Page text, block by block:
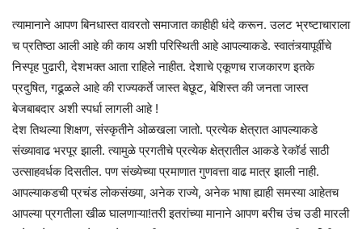
त्यामानाने आपण बिनधास्त वावरतो समाजात काहीही धंदे करून. उलट भ्रष्टाचाराला
च प्रतिष्ठा आली आहे की काय अशी परिस्थिती आहे आपल्याकडे. स्वातंत्र्यापूर्वीचे
निस्पृह पुढारी, देशभक्त आता राहिले नाहीत. देशाचे एकूणच राजकारण इतके
प्रदुषित, गढूळले आहे की राज्यकर्ते जास्त बेछूट, बेशिस्त की जनता जास्त
बेजबाबदार अशी स्पर्धा लागली आहे !
देश तिथल्या शिक्षण, संस्कृतीने ओळखला जातो. प्रत्येक क्षेत्रात आपल्याकडे
संख्यावाढ भरपूर झाली. त्यामुळे प्रगतीचे प्रत्येक क्षेत्रातील आकडे रेकॉर्ड साठी
उत्साहवर्धक दिसतील. पण संख्येच्या प्रमाणात गुणवत्ता वाढ मात्र झाली नाही.
आपल्याकडची प्रचंड लोकसंख्या, अनेक राज्ये, अनेक भाषा ह्याही समस्या आहेतच
आपल्या प्रगतीला खीळ घालणाऱ्या!तरी इतरांच्या मानाने आपण बरीच उंच उडी मारली